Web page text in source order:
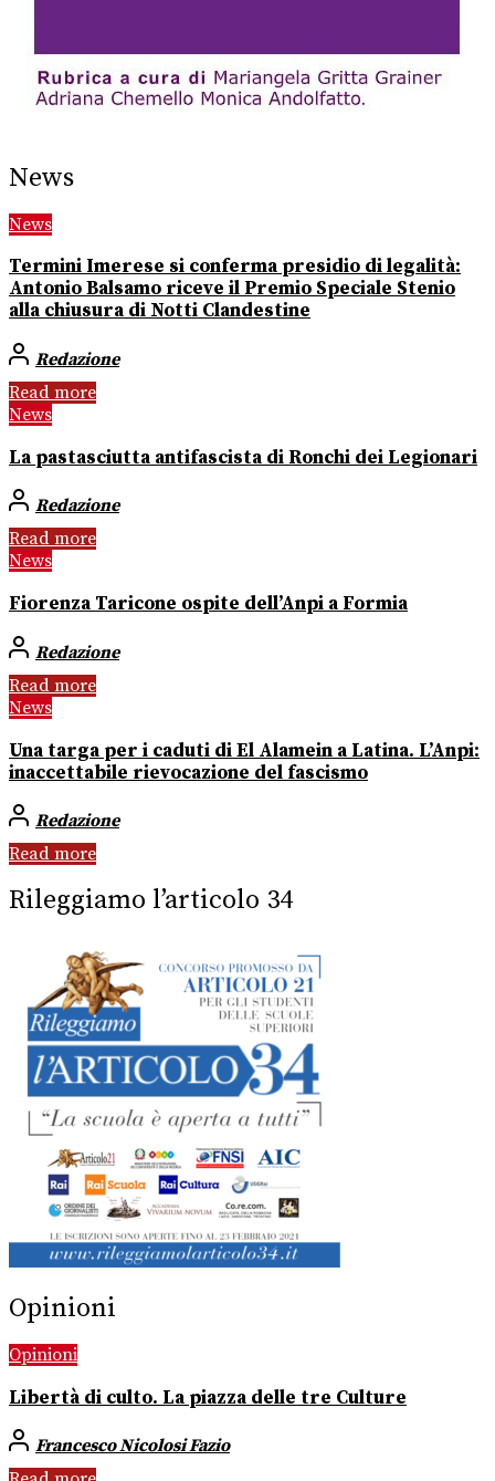
News
News
Termini Imerese si conferma presidio di legalità:
Antonio Balsamo riceve il Premio Speciale Stenio
alla chiusura di Notti Clandestine
Redazione
Read more
News
La pastasciutta antifascista di Ronchi dei Legionari
Redazione
Read more
News
Fiorenza Taricone ospite dell’Anpi a Formia
Redazione
Read more
News
Una targa per i caduti di El Alamein a Latina. L’Anpi:
inaccettabile rievocazione del fascismo
Redazione
Read more
Rileggiamo l’articolo 34
Opinioni
Opinioni
Libertà di culto. La piazza delle tre Culture
Francesco Nicolosi Fazio